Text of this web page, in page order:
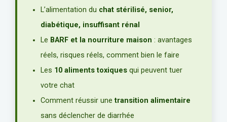
L’alimentation du chat stérilisé, senior,
diabétique, insuffisant rénal
Le BARF et la nourriture maison : avantages
réels, risques réels, comment bien le faire
Les 10 aliments toxiques qui peuvent tuer
votre chat
Comment réussir unetransition alimentaire
sans déclencher de diarrhée